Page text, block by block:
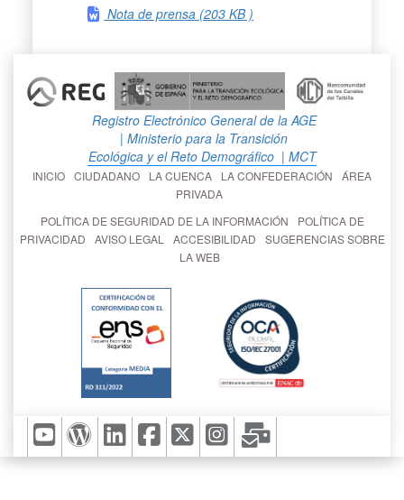
Nota de prensa (203 KB )
Registro Electrónico General de la AGE
| Ministerio para la Transición
Ecológica y el Reto Demográfico | MCT
INICIO CIUDADANO LA CUENCA LA CONFEDERACIÓN
ÁREA
PRIVADA
POLÍTICA DE SEGURIDAD DE LA INFORMACIÓN
POLÍTICA DE
PRIVACIDAD
AVISO LEGAL ACCESIBILIDAD
SUGERENCIAS SOBRE
LA WEB